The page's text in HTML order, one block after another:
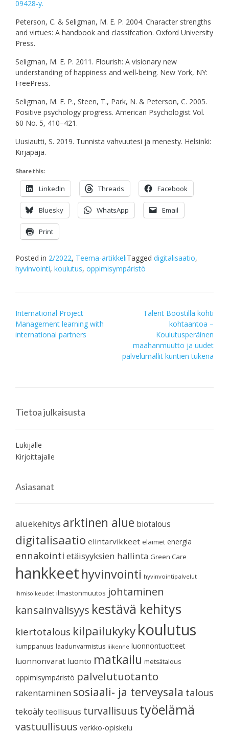
09428-y.
Peterson, C. & Seligman, M. E. P. 2004. Character strengths
and virtues: A handbook and classifcation. Oxford University
Press.
Seligman, M. E. P. 2011. Flourish: A visionary new
understanding of happiness and well-being. New York, NY:
FreePress.
Seligman, M. E. P., Steen, T., Park, N. & Peterson, C. 2005.
Positive psychology progress. American Psychologist Vol.
60 No. 5, 410–421.
Uusiautti, S. 2019. Tunnista vahvuutesi ja menesty. Helsinki:
Kirjapaja.
Share this:
LinkedIn Threads Facebook
Bluesky WhatsApp Email
Print
Posted in 2/2022, Teema-artikkeliTagged digitalisaatio,
hyvinvointi, koulutus, oppimisympäristö
Post
navigation
International Project
Management learning with
international partners
Talent Boostilla kohti
kohtaantoa –
Koulutusperäinen
maahanmuutto ja uudet
palvelumallit kuntien tukena
Tietoa julkaisusta
Lukijalle
Kirjoittajalle
Asiasanat
aluekehitys arktinen alue biotalous
digitalisaatio elintarvikkeet eläimet energia
ennakointi etäisyyksien hallinta Green Care
hankkeet hyvinvointi hyvinvointipalvelut
ihmisoikeudet ilmastonmuutos johtaminen
kansainvälisyys kestävä kehitys
kiertotalous kilpailukykykoulutus
kumppanuus laadunvarmistus liikenne luonnontuotteet
luonnonvarat luonto matkailu metsätalous
oppimisympäristö palvelutuotanto
rakentaminen sosiaali- ja terveysala talous
tekoäly teollisuus turvallisuustyöelämä
vastuullisuus verkko-opiskelu